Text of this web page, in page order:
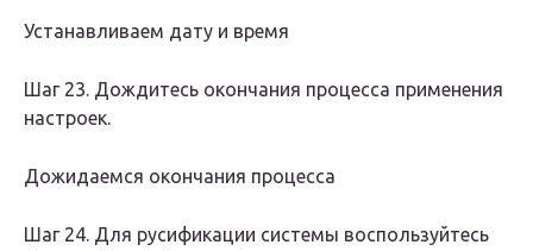
Устанавливаем дату и время
Шаг 23. Дождитесь окончания процесса применения
настроек.
Дожидаемся окончания процесса
Шаг 24. Для русификации системы воспользуйтесь